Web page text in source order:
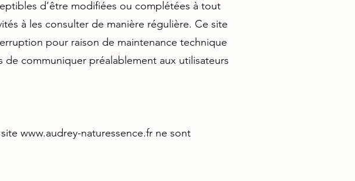
d’être modifiées ou complétées à tout
à les consulter de manière régulière. Ce site
pour raison de maintenance technique
communiquer préalablement aux utilisateurs
www.audrey-naturessence.fr ne sont